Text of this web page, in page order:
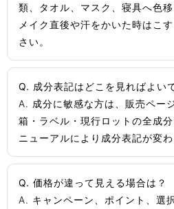
類、タオル、マスク、寝具へ色
メイク直後や汗をかいた時はこ
さい。
Q. 成分表記はどこを見ればよい
A. 成分に敏感な方は、販売ペー
箱・ラベル・現行ロットの全成
ニューアルにより成分表記が変わ
Q. 価格が違って見える場合は？
A. キャンペーン、ポイント、選